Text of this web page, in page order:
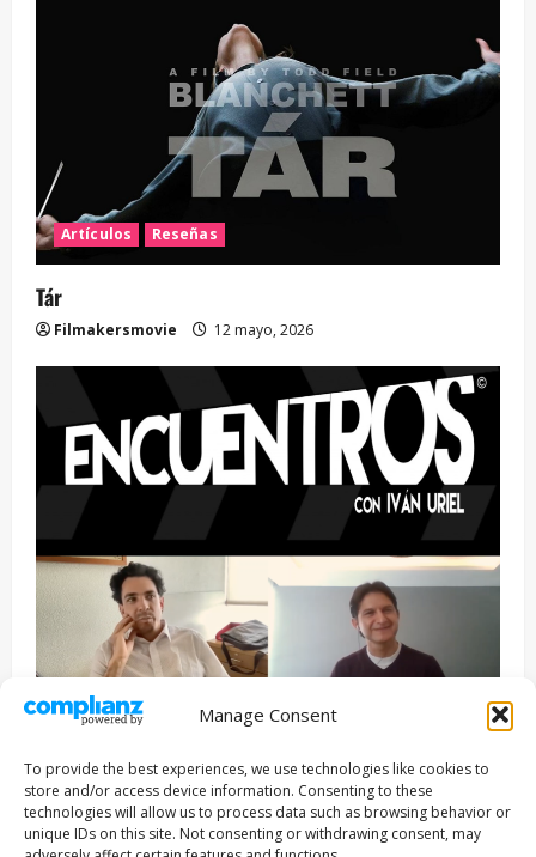
Manage Consent
To provide the best experiences, we use technologies like cookies to
store and/or access device information. Consenting to these
technologies will allow us to process data such as browsing behavior or
unique IDs on this site. Not consenting or withdrawing consent, may
Artículos Reseñas
Tár
Filmakersmovie 12 mayo, 2026
Entrevista Series
ENCUENTROS CON IVÁN URIEL T3E22: JUAN PATRICIO
RIVEROLL
Filmakersmovie 5 mayo, 2026